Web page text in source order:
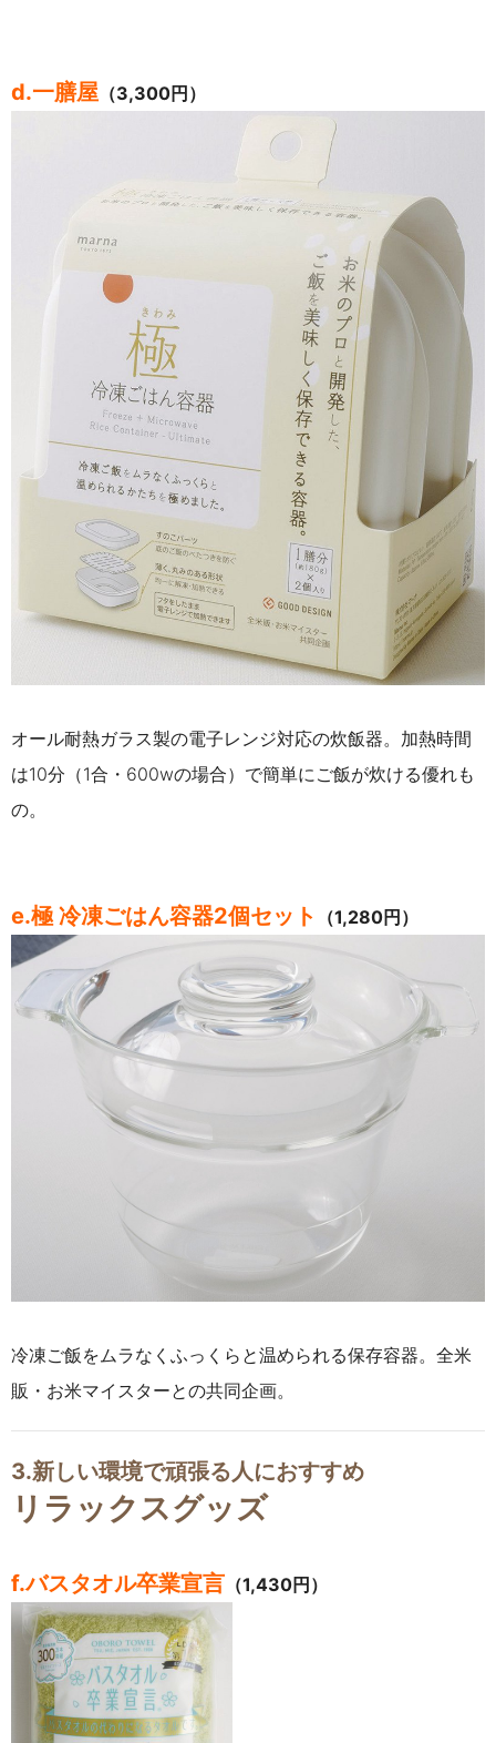
d.一膳屋 （3,300円）
オール耐熱ガラス製の電子レンジ対応の炊飯器。加熱時間
は10分（1合・600wの場合）で簡単にご飯が炊ける優れも
の。
e.極 冷凍ごはん容器2個セット （1,280円）
冷凍ご飯をムラなくふっくらと温められる保存容器。全米
販・お米マイスターとの共同企画。
3.新しい環境で頑張る人におすすめ
リラックスグッズ
f.バスタオル卒業宣言 （1,430円）